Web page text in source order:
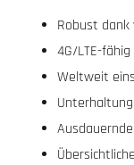
Robust
4G/LTE-fähig
Weltweit